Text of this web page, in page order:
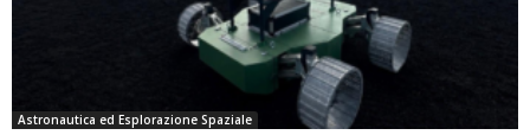
Astronautica ed Esplorazione Spaziale